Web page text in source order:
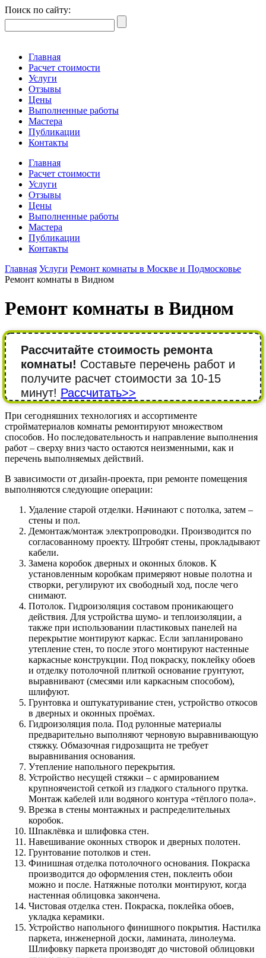
Поиск по сайту:
Главная
Расчет стоимости
Услуги
Отзывы
Цены
Выполненные работы
Мастера
Публикации
Контакты
Главная
Расчет стоимости
Услуги
Отзывы
Цены
Выполненные работы
Мастера
Публикации
Контакты
Главная Услуги Ремонт комнаты в Москве и Подмосковье
Ремонт комнаты в Видном
Ремонт комнаты в Видном
Рассчитайте стоимость ремонта
комнаты! Составьте перечень работ и
получите расчет стоимости за 10-15
минут! Рассчитать>>
При сегодняшних технологиях и ассортименте
стройматериалов комнаты ремонтируют множеством
способов. Но последовательность и направление выполнения
работ – сверху вниз часто остаются неизменными, как и
перечень выполняемых действий.
В зависимости от дизайн-проекта, при ремонте помещения
выполняются следующие операции:
Удаление старой отделки. Начинают с потолка, затем –
стены и пол.
Демонтаж/монтаж электропроводки. Производится по
согласованному проекту. Штробят стены, прокладывают
кабели.
Замена коробок дверных и оконных блоков. К
установленным коробкам примеряют новые полотна и
створки, регулируют их свободный ход, после чего
снимают.
Потолок. Гидроизоляция составом проникающего
действия. Для устройства шумо- и теплоизоляции, а
также при использовании пластиковых панелей на
перекрытие монтируют каркас. Если запланировано
утепление стен, то после этого монтируют настенные
каркасные конструкции. Под покраску, поклейку обоев
и отделку потолочной плиткой основание грунтуют,
выравнивают (смесями или каркасным способом),
шлифуют.
Грунтовка и оштукатуривание стен, устройство откосов
в дверных и оконных проёмах.
Гидроизоляция пола. Под рулонные материалы
предварительно выполняют черновую выравнивающую
стяжку. Обмазочная гидрозащита не требует
выравнивания основания.
Утепление напольного перекрытия.
Устройство несущей стяжки – с армированием
крупноячеистой сеткой из гладкого стального прутка.
Монтаж кабелей или водяного контура «тёплого пола».
Врезка в стены монтажных и распределительных
коробок.
Шпаклёвка и шлифовка стен.
Навешивание оконных створок и дверных полотен.
Грунтование потолков и стен.
Финишная отделка потолочного основания. Покраска
производится до оформления стен, поклеить обои
можно и после. Натяжные потолки монтируют, когда
настенная облицовка закончена.
Чистовая отделка стен. Покраска, поклейка обоев,
укладка керамики.
Устройство напольного финишного покрытия. Настилка
паркета, инженерной доски, ламината, линолеума.
Шлифовку паркета производят до чистовой облицовки